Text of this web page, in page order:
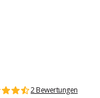
2 Bewertungen